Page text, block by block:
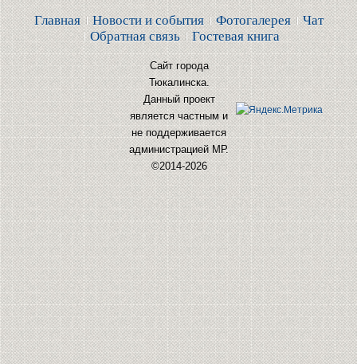
Главная Новости и события Фотогалерея
Чат
Обратная связь
Гостевая книга
Сайт города
Тюкалинска.
Данный проект
является частным и
не поддерживается
администрацией МР.
©2014-2026